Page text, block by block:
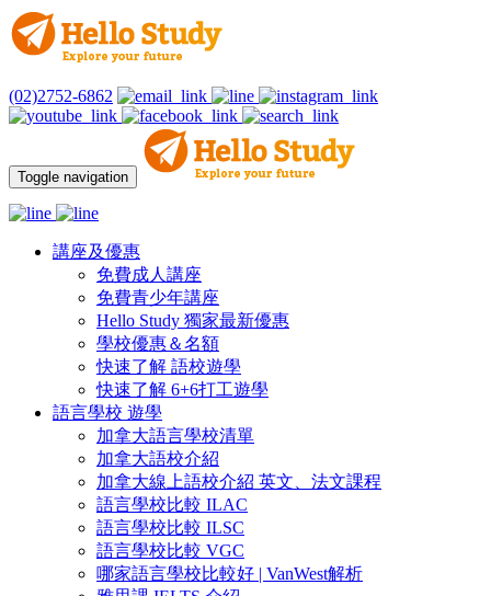
(02)2752-6862
Toggle navigation
講座及優惠
免費成人講座
免費青少年講座
Hello Study 獨家最新優惠
學校優惠＆名額
快速了解 語校遊學
快速了解 6+6打工遊學
語言學校 遊學
加拿大語言學校清單
加拿大語校介紹
加拿大線上語校介紹 英文、法文課程
語言學校比較 ILAC
語言學校比較 ILSC
語言學校比較 VGC
哪家語言學校比較好 | VanWest解析